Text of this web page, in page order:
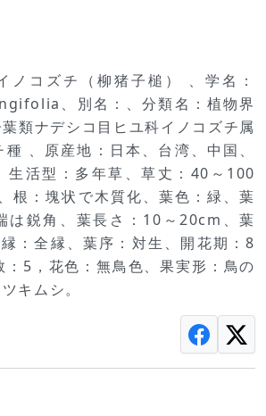
ノコズチ（柳猪子槌） 、学名：
、別名：、分類名：植物界
類ナデシコ目ヒユ科イノコズチ属
、原産地：日本、台湾、中国、
生活型：多年草、草丈：40～100
根：塊状で木質化、葉色：緑、葉
は鋭角、葉長さ：10～20cm、葉
：全縁、葉序：対生、開花期：8
：5，花色：無鳥色、果実形：鳥の
キムシ。